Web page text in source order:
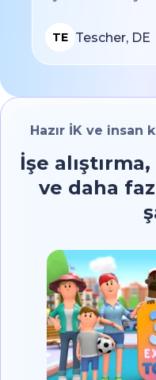
TE Tescher, DE
Hazır İK ve insan
İşe
ve daha